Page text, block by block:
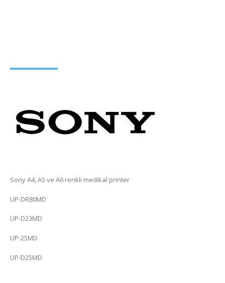
Sony A4, A5 ve A6 renkli medikal printer
UP-DR80MD
UP-D23MD
UP-25MD
UP-D25MD